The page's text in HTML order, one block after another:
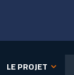
LE PROJET